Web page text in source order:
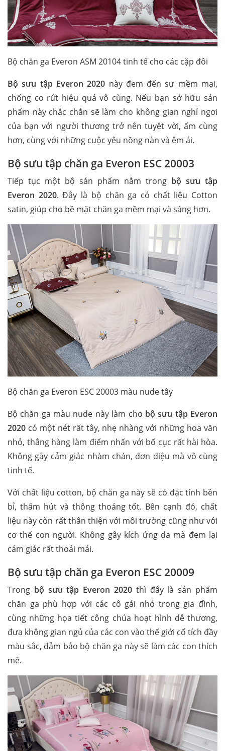
Bộ chăn ga Everon ASM 20104 tinh tế cho các cặp đôi
Bộ sưu tập Everon 2020 này đem đến sự mềm mại,
chống co rút hiệu quả vô cùng. Nếu bạn sở hữu sản
phẩm này chắc chắn sẽ làm cho không gian nghỉ ngơi
của bạn với người thương trở nên tuyệt vời, ấm cùng
hơn, cùng với những cuộc yêu nồng nàn và êm ái.
Bộ sưu tập chăn ga Everon ESC 20003
Tiếp tục một bộ sản phẩm nằm trong bộ sưu tập
Everon 2020. Đây là bộ chăn ga có chất liệu Cotton
satin, giúp cho bề mặt chăn ga mềm mại và sáng hơn.
Bộ chăn ga Everon ESC 20003 màu nude tây
Bộ chăn ga màu nude này làm cho bộ sưu tập Everon
2020 có một nét rất tây, nhẹ nhàng với những hoa văn
nhỏ, thẳng hàng làm điểm nhấn với bố cục rất hài hòa.
Không gây cảm giác nhàm chán, đơn điệu mà vô cùng
tinh tế.
Với chất liệu cotton, bộ chăn ga này sẽ có đặc tính bền
bỉ, thấm hút và thông thoáng tốt. Bên cạnh đó, chất
liệu này còn rất thân thiện với môi trường cũng như với
cơ thể con người. Không gây kích ứng da mà đem lại
cảm giác rất thoải mái.
Bộ sưu tập chăn ga Everon ESC 20009
Trong bộ sưu tập Everon 2020 thì đây là sản phẩm
chăn ga phù hợp với các cô gái nhỏ trong gia đình,
cùng những họa tiết công chúa hoạt hình dễ thương,
đưa không gian ngủ của các con vào thế giới cổ tích đầy
màu sắc, đảm bảo bộ chăn ga này sẽ làm các con thích
mê.